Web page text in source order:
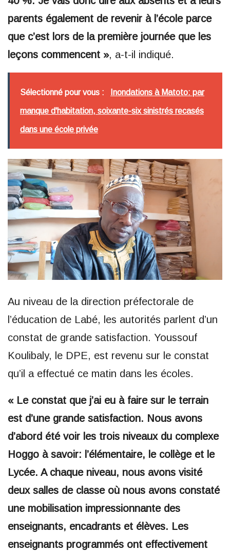
parents également de revenir à l’école parce
que c’est lors de la première journée que les
leçons commencent », a-t-il indiqué.
Sélectionné pour vous : Inondations à Matoto: par
manque d'habitation, soixante-six sinistrés recasés
dans une école privée
Au niveau de la direction préfectorale de
l’éducation de Labé, les autorités parlent d’un
constat de grande satisfaction. Youssouf
Koulibaly, le DPE, est revenu sur le constat
qu’il a effectué ce matin dans les écoles.
« Le constat que j’ai eu à faire sur le terrain
est d’une grande satisfaction. Nous avons
d’abord été voir les trois niveaux du complexe
Hoggo à savoir: l’élémentaire, le collège et le
Lycée. A chaque niveau, nous avons visité
deux salles de classe où nous avons constaté
une mobilisation impressionnante des
enseignants, encadrants et élèves. Les
enseignants programmés ont effectivement